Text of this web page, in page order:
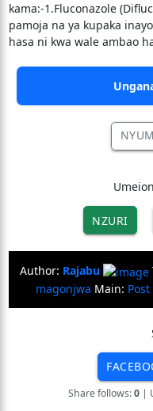
kama:-1.Fluconazole
pamoja na ya kupaka
hasa ni kwa wale ambao
NZURI
Author: Rajabu
magonjwa Main: Post
Share follows:0|